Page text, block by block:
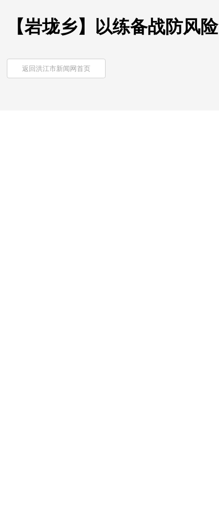
【岩垅乡】以练备战防风
返回洪江市新闻网首页